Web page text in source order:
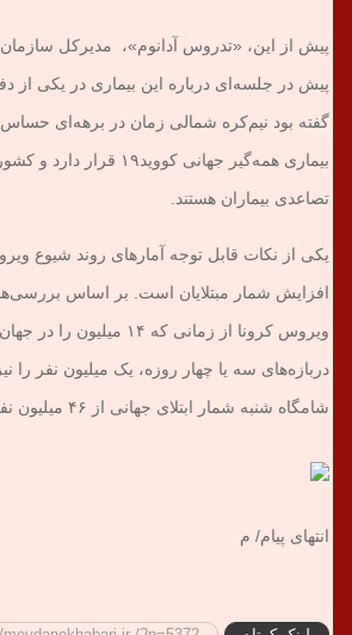
پیش از این، «تدروس آدانوم»، مدیرکل
پیش در جلسه‌ای درباره این بیماری در یکی از
گفته بود نیم‌کره شمالی زمان در برهه‌ای حساس
بیماری همه‌گیر جهانی
تصاعدی بیماران هستند.
یکی از نکات قابل توجه آمارهای روند شیوع
افزایش شمار مبتلایان است. بر اساس
ویروس کرونا از زمانی که ۱۴
دربازه‌های سه یا چهار روزه، یک میلیون نفر را
شامگاه شنبه شمار ابتلای جهانی از ۴۶ میلیون نفر عبور کند.
انتهای پیام/ م